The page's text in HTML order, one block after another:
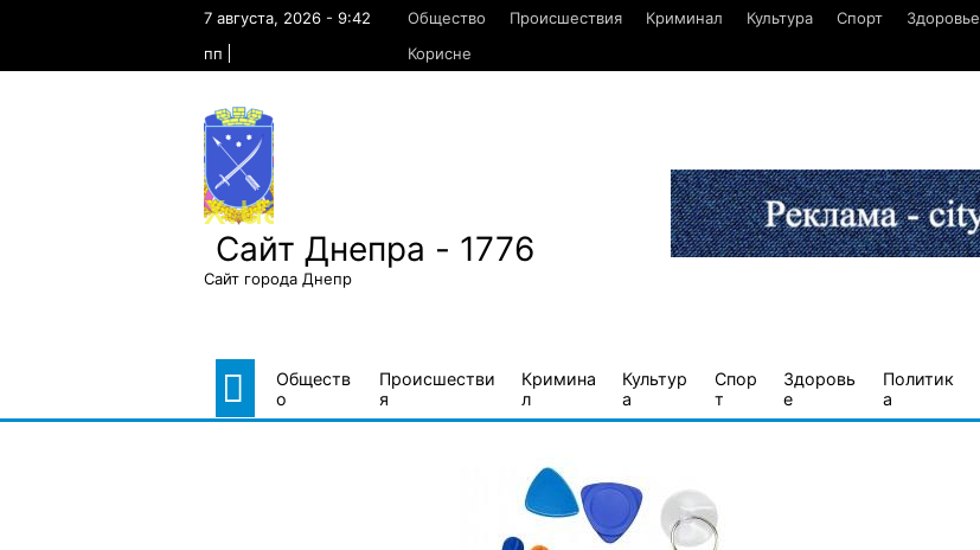
7 августа, 2026 - 9:42
пп
Общество Происшествия Криминал Культура Спорт Здоровье
Корисне
Сайт Днепра - 1776
Сайт города Днепр
Обществ
о
Происшестви
я
Кримина
л
Культур
а
Спор
т
Здоровь
е
Политик
а